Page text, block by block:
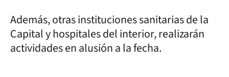
Además, otras instituciones sanitarias de la
Capital y hospitales del interior, realizarán
actividades en alusión a la fecha.